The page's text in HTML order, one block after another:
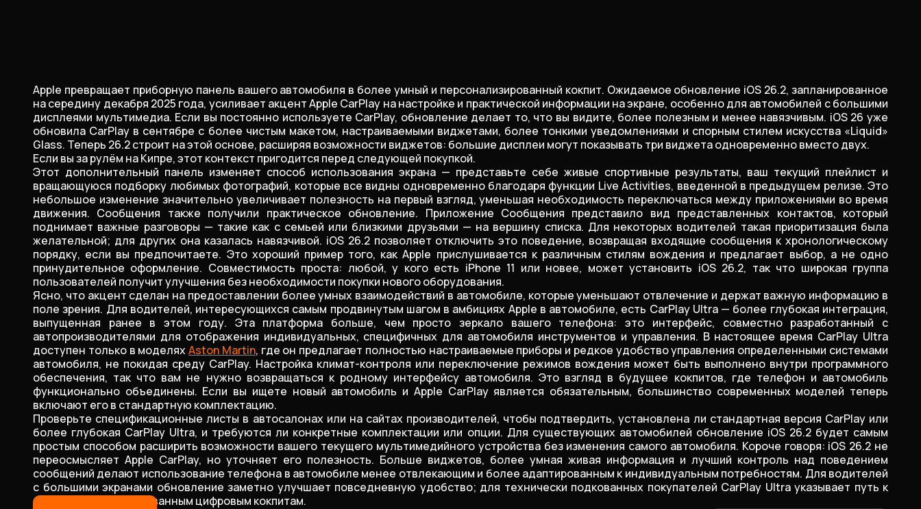
Apple превращает приборную панель вашего автомобиля в более умный и персонализированный кокпит. Ожидаемое обновление iOS 26.2, запланированное
на середину декабря 2025 года, усиливает акцент Apple CarPlay на настройке и практической информации на экране, особенно для автомобилей с большими
дисплеями мультимедиа. Если вы постоянно используете CarPlay, обновление делает то, что вы видите, более полезным и менее навязчивым. iOS 26 уже
обновила CarPlay в сентябре с более чистым макетом, настраиваемыми виджетами, более тонкими уведомлениями и спорным стилем искусства «Liquid»
Glass. Теперь 26.2 строит на этой основе, расширяя возможности виджетов: большие дисплеи могут показывать три виджета одновременно вместо двух.
Если вы за рулём на Кипре, этот контекст пригодится перед следующей покупкой.
Этот дополнительный панель изменяет способ использования экрана — представьте себе живые спортивные результаты, ваш текущий плейлист и
вращающуюся подборку любимых фотографий, которые все видны одновременно благодаря функции Live Activities, введенной в предыдущем релизе. Это
небольшое изменение значительно увеличивает полезность на первый взгляд, уменьшая необходимость переключаться между приложениями во время
движения. Сообщения также получили практическое обновление. Приложение Сообщения представило вид представленных контактов, который
поднимает важные разговоры — такие как с семьей или близкими друзьями — на вершину списка. Для некоторых водителей такая приоритизация была
желательной; для других она казалась навязчивой. iOS 26.2 позволяет отключить это поведение, возвращая входящие сообщения к хронологическому
порядку, если вы предпочитаете. Это хороший пример того, как Apple прислушивается к различным стилям вождения и предлагает выбор, а не одно
принудительное оформление. Совместимость проста: любой, у кого есть iPhone 11 или новее, может установить iOS 26.2, так что широкая группа
пользователей получит улучшения без необходимости покупки нового оборудования.
Ясно, что акцент сделан на предоставлении более умных взаимодействий в автомобиле, которые уменьшают отвлечение и держат важную информацию в
поле зрения. Для водителей, интересующихся самым продвинутым шагом в амбициях Apple в автомобиле, есть CarPlay Ultra — более глубокая интеграция,
выпущенная ранее в этом году. Эта платформа больше, чем просто зеркало вашего телефона: это интерфейс, совместно разработанный с
автопроизводителями для отображения индивидуальных, специфичных для автомобиля инструментов и управления. В настоящее время CarPlay Ultra
доступен только в моделяхAston Martin, где он предлагает полностью настраиваемые приборы и редкое удобство управления определенными системами
автомобиля, не покидая среду CarPlay. Настройка климат-контроля или переключение режимов вождения может быть выполнено внутри программного
обеспечения, так что вам не нужно возвращаться к родному интерфейсу автомобиля. Это взгляд в будущее кокпитов, где телефон и автомобиль
функционально объединены. Если вы ищете новый автомобиль и Apple CarPlay является обязательным, большинство современных моделей теперь
включают его в стандартную комплектацию.
Проверьте спецификационные листы в автосалонах или на сайтах производителей, чтобы подтвердить, установлена ли стандартная версия CarPlay или
более глубокая CarPlay Ultra, и требуются ли конкретные комплектации или опции. Для существующих автомобилей обновление iOS 26.2 будет самым
простым способом расширить возможности вашего текущего мультимедийного устройства без изменения самого автомобиля. Короче говоря: iOS 26.2 не
переосмысляет Apple CarPlay, но уточняет его полезность. Больше виджетов, более умная живая информация и лучший контроль над поведением
сообщений делают использование телефона в автомобиле менее отвлекающим и более адаптированным к индивидуальным потребностям. Для водителей
с большими экранами обновление заметно улучшает повседневную удобство; для технически подкованных покупателей CarPlay Ultra указывает путь к
полностью интегрированным цифровым кокпитам.